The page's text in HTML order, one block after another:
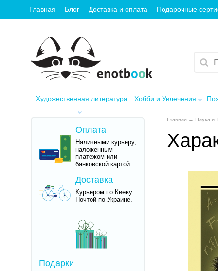
Главная Блог Доставка и оплата Подарочные
Художественная литература Хобби и Увлечения
Оплата
Наличными курьеру,
наложенным
платежом или
банковской картой.
Доставка
Курьером по Киеву.
Почтой по Украине.
Подарки
Главная → Наука и